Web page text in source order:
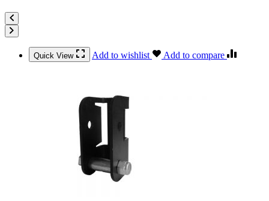
Quick View Add to wishlist Add to compare